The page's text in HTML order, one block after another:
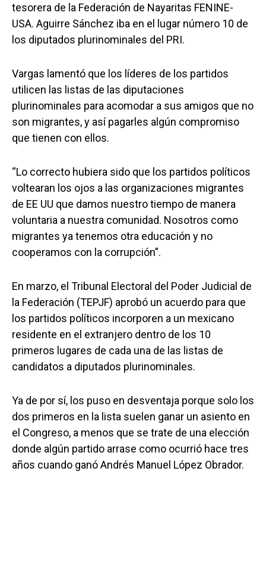
tesorera de la Federación de Nayaritas FENINE-
USA. Aguirre Sánchez iba en el lugar número 10 de
los diputados plurinominales del PRI.
Vargas lamentó que los líderes de los partidos
utilicen las listas de las diputaciones
plurinominales para acomodar a sus amigos que no
son migrantes, y así pagarles algún compromiso
que tienen con ellos.
“Lo correcto hubiera sido que los partidos políticos
voltearan los ojos a las organizaciones migrantes
de EE UU que damos nuestro tiempo de manera
voluntaria a nuestra comunidad. Nosotros como
migrantes ya tenemos otra educación y no
cooperamos con la corrupción”.
En marzo, el Tribunal Electoral del Poder Judicial de
la Federación (TEPJF) aprobó un acuerdo para que
los partidos políticos incorporen a un mexicano
residente en el extranjero dentro de los 10
primeros lugares de cada una de las listas de
candidatos a diputados plurinominales.
Ya de por sí, los puso en desventaja porque solo los
dos primeros en la lista suelen ganar un asiento en
el Congreso, a menos que se trate de una elección
donde algún partido arrase como ocurrió hace tres
años cuando ganó Andrés Manuel López Obrador.